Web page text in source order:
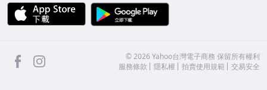
APP Store
facebook ©2026 Yahoo台灣電子商務 保留所有權利
服務條款
隱私權 拍賣使用規範 交易安全